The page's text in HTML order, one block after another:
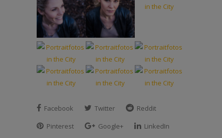
Facebook Twitter
Reddit
Pinterest
Google+
LinkedIn